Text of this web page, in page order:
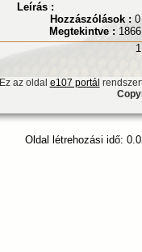
Leírás :
Hozzászólások : 0
Megtekintve : 1866
Ez az oldal e107 portál
Oldal létrehozási idő: